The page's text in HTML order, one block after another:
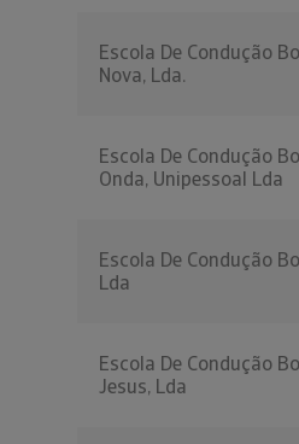
Escola De Condução
Nova, Lda.
Escola De Condução
Onda, Unipessoal Lda
Escola De Condução
Lda
Escola De Condução
Jesus, Lda